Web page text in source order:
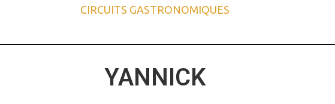
CIRCUITS GASTRONOMIQUES
YANNICK